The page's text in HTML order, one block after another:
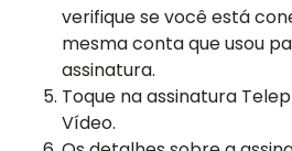
RECURSOS
VÍDEO
verifique se você está
mesma conta que usou
assinatura.
Toque na assinatura
Vídeo.